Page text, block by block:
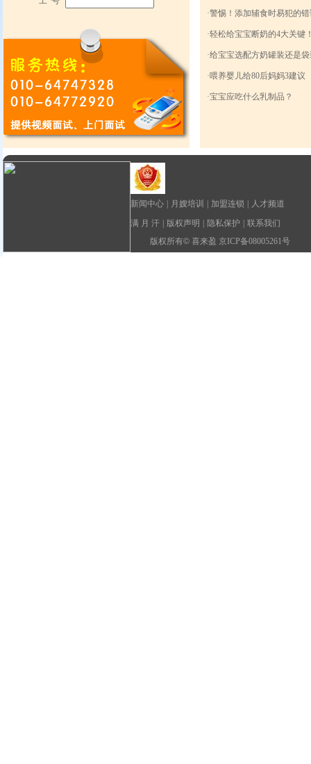
·警惕！添加辅食时易犯的
·轻松给宝宝断奶的4大关键
·给宝宝选配方奶罐装还是
·喂养婴儿给80后妈妈3建议
·宝宝应吃什么乳制品？
新闻中心 月嫂培训 加盟连锁
人才频道
满 月 汗
版权声明 隐私保护
联系我们
版权所有© 喜来盈 京ICP备08005261号